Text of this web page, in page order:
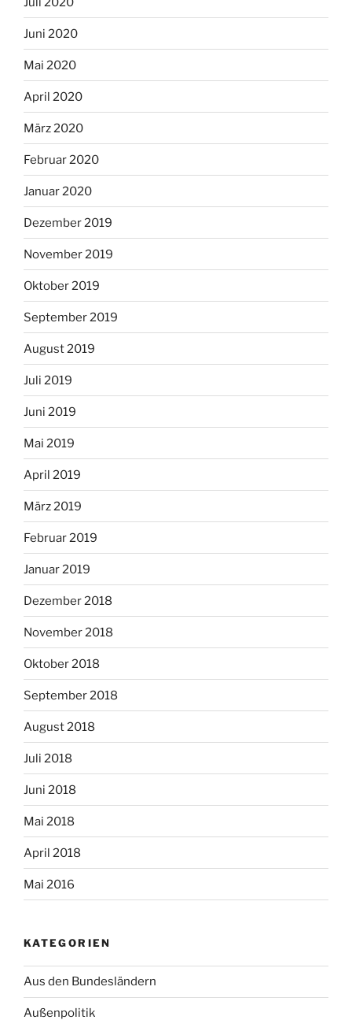
Juni 2020
Mai 2020
April 2020
März 2020
Februar 2020
Januar 2020
Dezember 2019
November 2019
Oktober 2019
September 2019
August 2019
Juli 2019
Juni 2019
Mai 2019
April 2019
März 2019
Februar 2019
Januar 2019
Dezember 2018
November 2018
Oktober 2018
September 2018
August 2018
Juli 2018
Juni 2018
Mai 2018
April 2018
Mai 2016
KATEGORIEN
Aus den Bundesländern
Außenpolitik